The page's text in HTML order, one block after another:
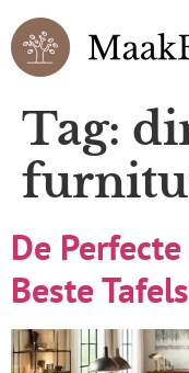
Tag:
De
Beste